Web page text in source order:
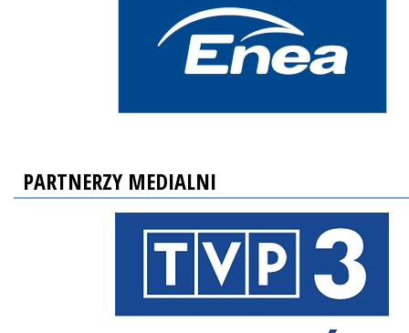
PARTNERZY MEDIALNI